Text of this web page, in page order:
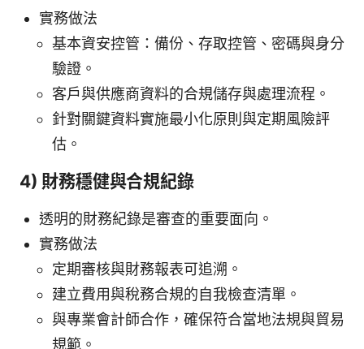
實務做法
基本資安控管：備份、存取控管、密碼與身分
驗證。
客戶與供應商資料的合規儲存與處理流程。
針對關鍵資料實施最小化原則與定期風險評
估。
4) 財務穩健與合規紀錄
透明的財務紀錄是審查的重要面向。
實務做法
定期審核與財務報表可追溯。
建立費用與稅務合規的自我檢查清單。
與專業會計師合作，確保符合當地法規與貿易
規範。